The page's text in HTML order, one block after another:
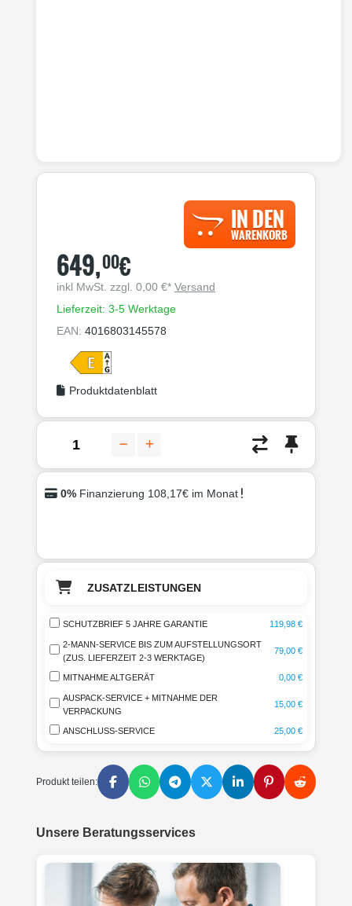
IN DEN
WARENKORB
649,00€
inkl MwSt. zzgl. 0,00 €* Versand
Lieferzeit: 3-5 Werktage
EAN: 4016803145578
Produktdatenblatt
0% Finanzierung 108,17€ im Monat
ZUSATZLEISTUNGEN
SCHUTZBRIEF 5 JAHRE GARANTIE 119,98 €
2-MANN-SERVICE BIS ZUM AUFSTELLUNGSORT
(ZUS. LIEFERZEIT 2-3 WERKTAGE)
79,00 €
MITNAHME ALTGERÄT 0,00 €
AUSPACK-SERVICE + MITNAHME DER
VERPACKUNG
15,00 €
ANSCHLUSS-SERVICE 25,00 €
Produkt teilen:
Unsere Beratungsservices